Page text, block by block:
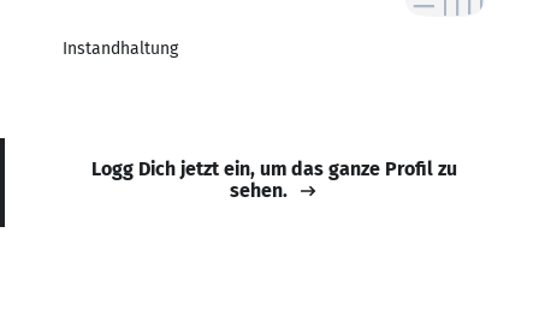
Instandhaltung
Logg Dich jetzt ein, um das ganze Profil zu
sehen.